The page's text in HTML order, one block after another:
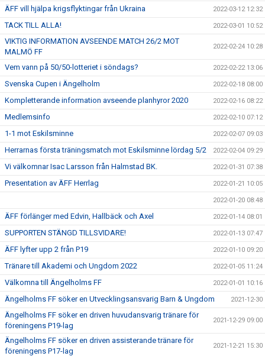
ÄFF vill hjälpa krigsflyktingar från Ukraina 2022-03-12 12:32
TACK TILL ALLA! 2022-03-01 10:52
VIKTIG INFORMATION AVSEENDE MATCH 26/2 MOT
MALMÖ FF
2022-02-24 10:28
Vem vann på 50/50-lotteriet i söndags? 2022-02-22 13:06
Svenska Cupen i Ängelholm 2022-02-18 08:00
Kompletterande information avseende planhyror 2020 2022-02-16 08:22
Medlemsinfo 2022-02-10 07:12
1-1 mot Eskilsminne 2022-02-07 09:03
Herrarnas första träningsmatch mot Eskilsminne lördag 5/2 2022-02-04 09:29
Vi välkomnar Isac Larsson från Halmstad BK. 2022-01-31 07:38
Presentation av ÄFF Herrlag 2022-01-21 10:05
2022-01-20 08:48
ÄFF förlänger med Edvin, Hallbäck och Axel 2022-01-14 08:01
SUPPORTEN STÄNGD TILLSVIDARE! 2022-01-13 07:47
ÄFF lyfter upp 2 från P19 2022-01-10 09:20
Tränare till Akademi och Ungdom 2022 2022-01-05 11:24
Välkomna till Ängelholms FF 2022-01-01 10:16
Ängelholms FF söker en Utvecklingsansvarig Barn & Ungdom 2021-12-30
Ängelholms FF söker en driven huvudansvarig tränare för
föreningens P19-lag
2021-12-29 09:00
Ängelholms FF söker en driven assisterande tränare för
föreningens P17-lag
2021-12-21 15:30